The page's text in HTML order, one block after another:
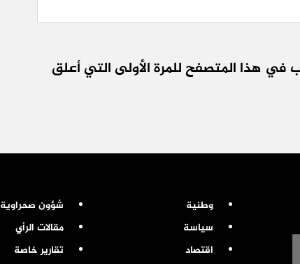
في هذا المتصفح للمرة الأولى التي أعلق
وطنية
سياسة
اقتصاد
شؤون صحراوية
مقالات الرأي
تقارير خاصة